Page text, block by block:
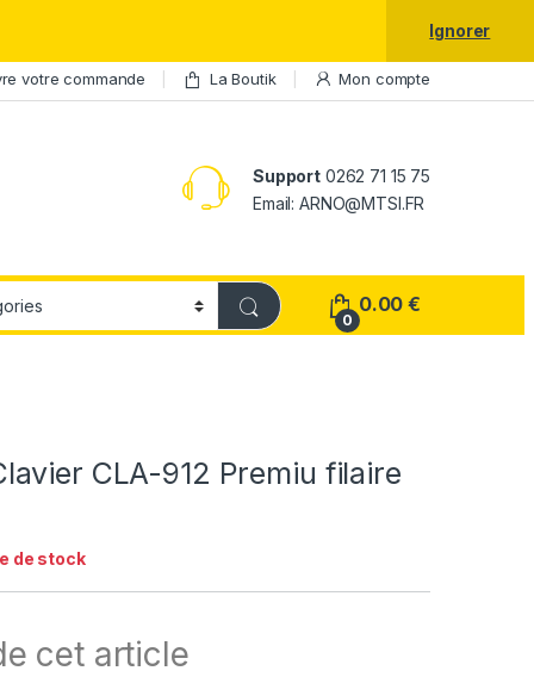
votre commande La Boutik Mon compte
Support0262 71 15 75
Email: ARNO@MTSI.FR
0
0.00€
CLA-912 Premiu filaire
de stock
cet article
Ignorer